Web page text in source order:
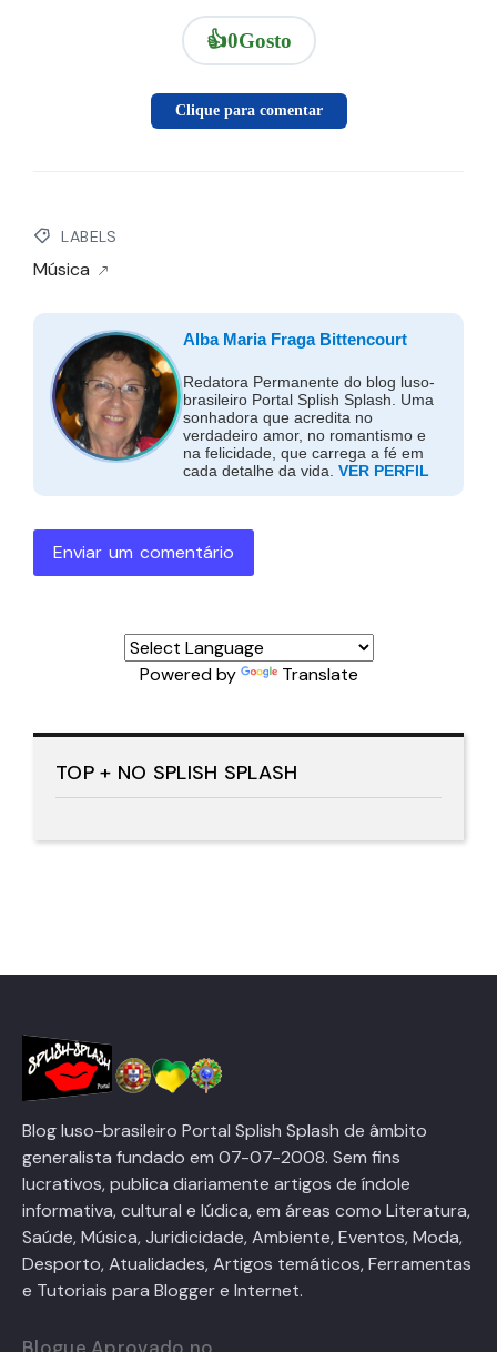
👍0Gosto
Clique para comentar
LABELS
Música
Alba Maria Fraga Bittencourt
Redatora Permanente do blog luso-
brasileiro Portal Splish Splash. Uma
sonhadora que acredita no
verdadeiro amor, no romantismo e
na felicidade, que carrega a fé em
cada detalhe da vida. VER PERFIL
Enviar um comentário
Powered by Translate
TOP + NO SPLISH SPLASH
Blog luso-brasileiro Portal Splish Splash de âmbito
generalista fundado em 07-07-2008. Sem fins
lucrativos, publica diariamente artigos de índole
informativa, cultural e lúdica, em áreas como Literatura,
Saúde, Música, Juridicidade, Ambiente, Eventos, Moda,
Desporto, Atualidades, Artigos temáticos, Ferramentas
e Tutoriais para Blogger e Internet.